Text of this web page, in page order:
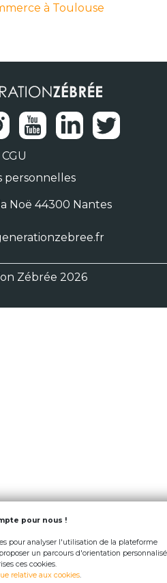
à Toulouse
CGU
personnelles
Noë 44300 Nantes
Zébrée 2026
pour nous !
pour analyser l'utilisation de la plateforme
un parcours d'orientation
ces cookies.
relative aux cookies.